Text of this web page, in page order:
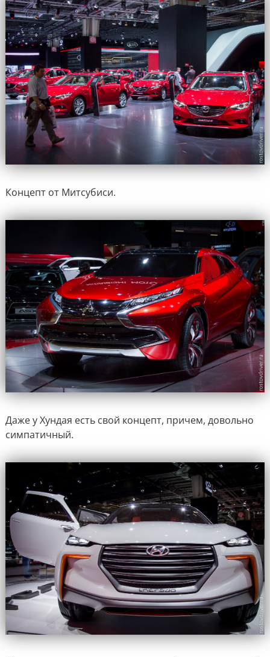
Концепт от Митсубиси.
Даже у Хундая есть свой концепт, причем, довольно
симпатичный.